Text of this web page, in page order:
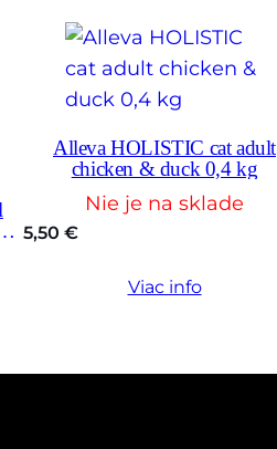
Alleva HOLISTIC cat adult
chicken & duck 0,4 kg
Nie je na sklade
5,50 €
Viac info